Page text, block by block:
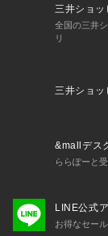
【裏地】なし
━━━━━━━━━━━━
カジュアルで動
　パパもお揃
【 対象 】
3歳-12歳 Girls・
三井ショッ
全国の三井
リ
三井ショッ
&mallデス
ららぽーと
LINE公式
お得なセー